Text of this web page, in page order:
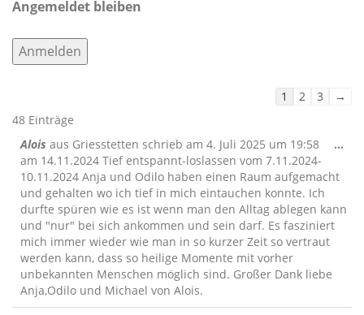
Angemeldet bleiben
Navigation
1 2 3
→
48 Einträge
Alois aus Griesstetten schrieb am 4. Juli 2025 um 19:58
am 14.11.2024 Tief entspannt-loslassen vom 7.11.2024-
10.11.2024 Anja und Odilo haben einen Raum aufgemacht
und gehalten wo ich tief in mich eintauchen konnte. Ich
durfte spüren wie es ist wenn man den Alltag ablegen kann
und "nur" bei sich ankommen und sein darf. Es fasziniert
mich immer wieder wie man in so kurzer Zeit so vertraut
werden kann, dass so heilige Momente mit vorher
unbekannten Menschen möglich sind. Großer Dank liebe
Anja,Odilo und Michael von Alois.
...